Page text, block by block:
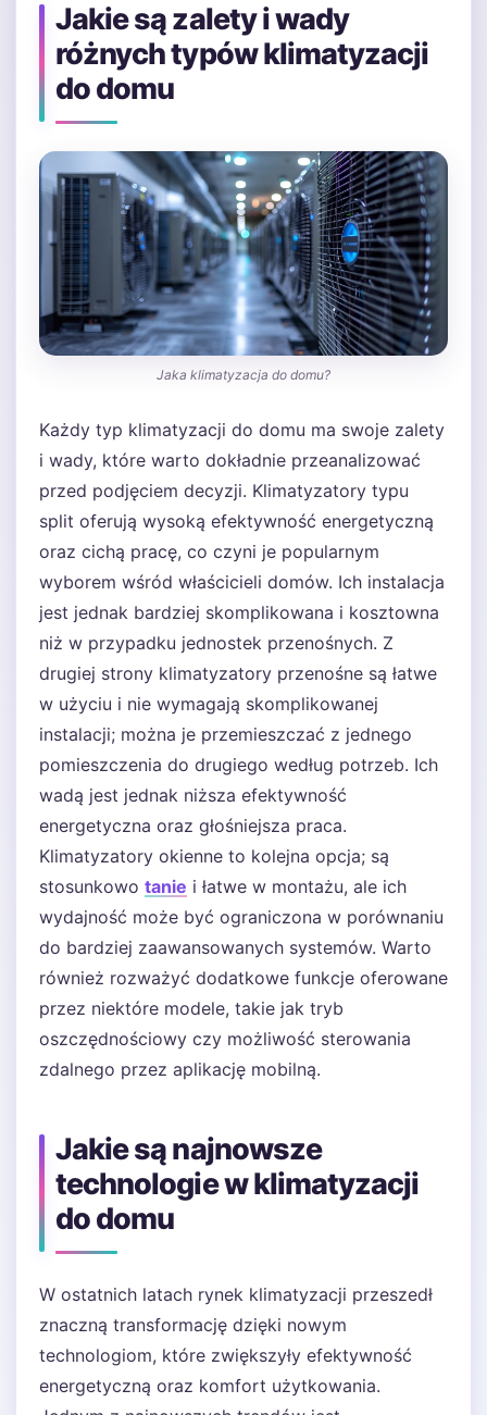
Jakie są zalety i wady
różnych typów klimatyzacji
do domu
Jaka klimatyzacja do domu?
Każdy typ klimatyzacji do domu ma swoje zalety
i wady, które warto dokładnie przeanalizować
przed podjęciem decyzji. Klimatyzatory typu
split oferują wysoką efektywność energetyczną
oraz cichą pracę, co czyni je popularnym
wyborem wśród właścicieli domów. Ich instalacja
jest jednak bardziej skomplikowana i kosztowna
niż w przypadku jednostek przenośnych. Z
drugiej strony klimatyzatory przenośne są łatwe
w użyciu i nie wymagają skomplikowanej
instalacji; można je przemieszczać z jednego
pomieszczenia do drugiego według potrzeb. Ich
wadą jest jednak niższa efektywność
energetyczna oraz głośniejsza praca.
Klimatyzatory okienne to kolejna opcja; są
stosunkowo tanie i łatwe w montażu, ale ich
wydajność może być ograniczona w porównaniu
do bardziej zaawansowanych systemów. Warto
również rozważyć dodatkowe funkcje oferowane
przez niektóre modele, takie jak tryb
oszczędnościowy czy możliwość sterowania
zdalnego przez aplikację mobilną.
Jakie są najnowsze
technologie w klimatyzacji
do domu
W ostatnich latach rynek klimatyzacji przeszedł
znaczną transformację dzięki nowym
technologiom, które zwiększyły efektywność
energetyczną oraz komfort użytkowania.